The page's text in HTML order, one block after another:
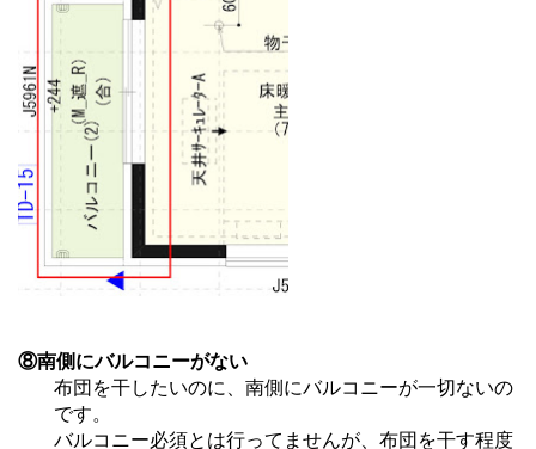
⑧南側にバルコニーがない
布団を干したいのに、南側にバルコニーが一切ないの
です。
バルコニー必須とは行ってませんが、布団を干す程度